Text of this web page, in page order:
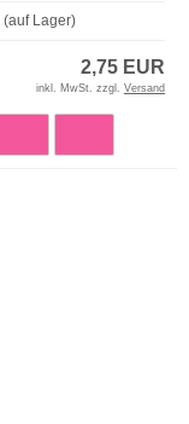
(auf Lager)
2,75 EUR
inkl. MwSt. zzgl. Versand